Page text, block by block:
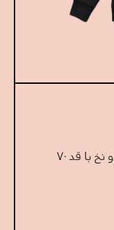
با قد ۷۰